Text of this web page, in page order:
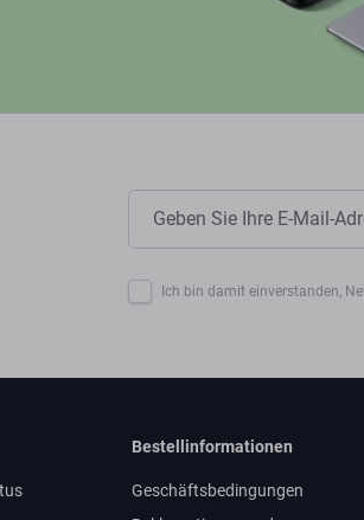
Ich bin damit einverstanden,
Bestellinformationen
Geschäftsbedingungen